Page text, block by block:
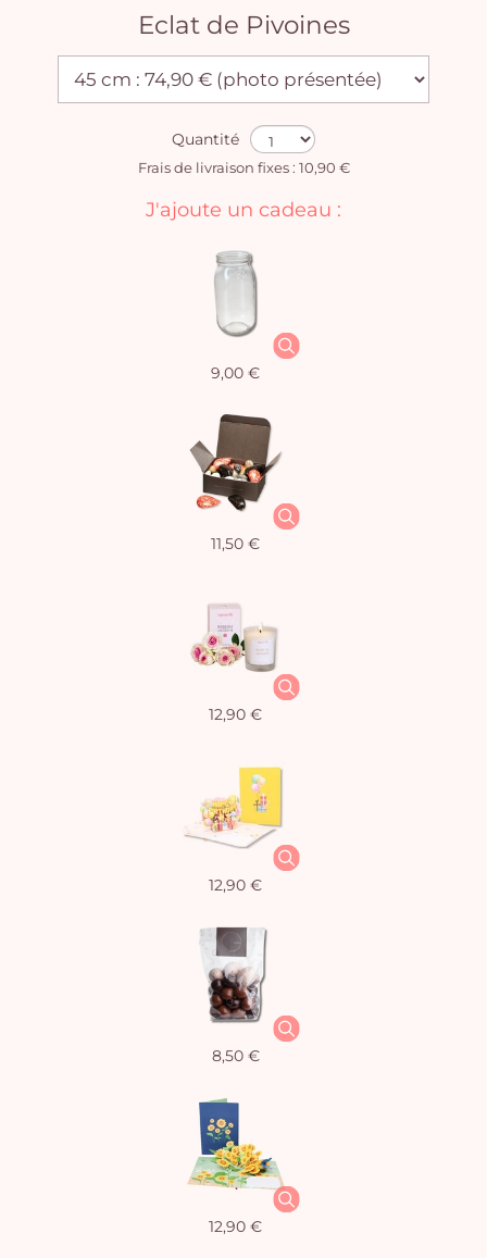
Eclat de Pivoines
Quantité
Frais de livraison fixes : 10,90 €
J'ajoute un cadeau :
9,00 €
11,50 €
12,90 €
12,90 €
8,50 €
12,90 €